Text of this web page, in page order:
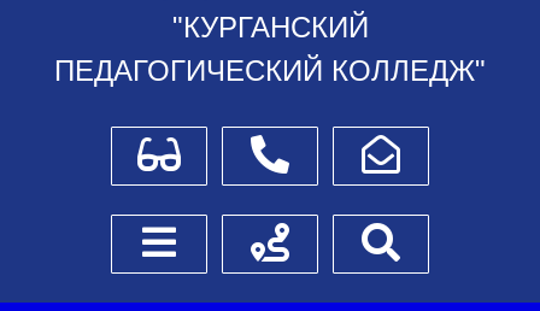
"КУРГАНСКИЙ
ПЕДАГОГИЧЕСКИЙ КОЛЛЕДЖ"
Для слабовидящихТелефоныНаписать обращение
Боковое менюСхема проезда